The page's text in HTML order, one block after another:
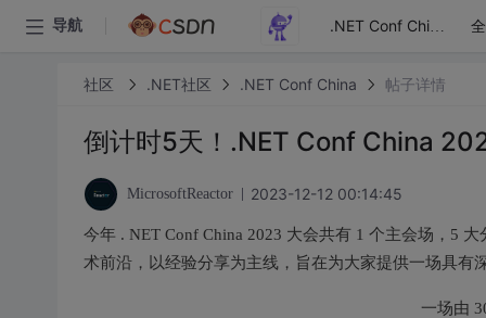
导航 .NET Conf China
社区 .NET社区 .NET Conf China 帖子详情
倒计时5天！.NET Conf China
MicrosoftReactor 2023-12-12 00:14:45
今年 . NET Conf China 2023 大会共有 1 个主会场，5
术前沿，以经验分享为主线，旨在为大家提供一场具有
一场由